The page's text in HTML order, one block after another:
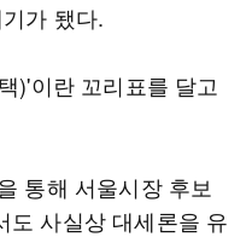
가 됐다.
)'이란 꼬리표를 달고
통해 서울시장 후보
도 사실상 대세론을 유